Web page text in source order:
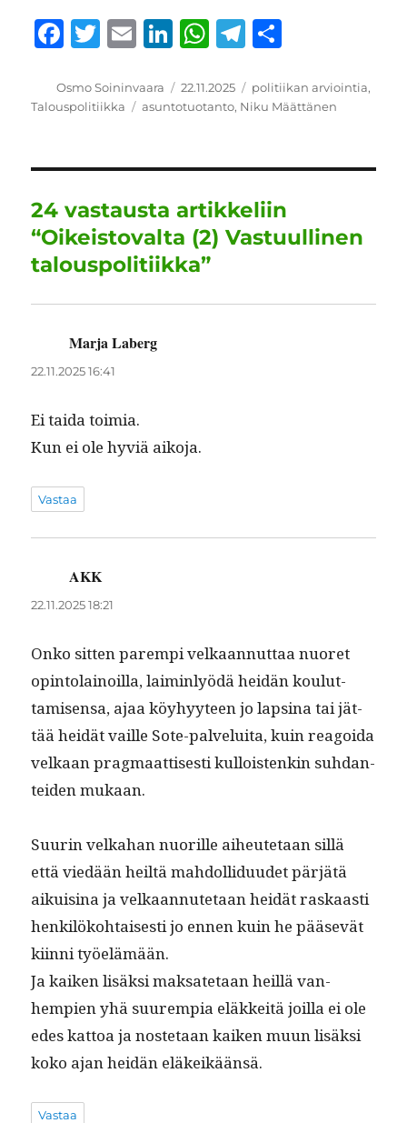
F
c
e
o
o
k
T
it
te
E
ai
l
Li
k
e
I
n
W
at
s
p
p
T
e
g
a
m
a
re
Kirjoittaja
Osmo Soininvaara Julkaistu
22.11.2025 Kategoriat
politiikan arviointia,
Talouspolitiikka
Avainsanat
asuntotuotanto, Niku Määttänen
24 vastausta artikkeliin
“Oikeistovalta (2) Vastuullinen
talouspolitiikka”
Marja Laberg
22.11.2025 16:41
Ei tai­da toimia.
Kun ei ole hyviä aikoja.
Vastaa
AKKsanoo:
22.11.2025 18:21
Onko sit­ten parem­pi velka­an­nut­taa nuoret
opin­to­lain­oil­la, laimin­lyödä hei­dän koulut­
tamisen­sa, ajaa köy­hyy­teen jo lapsi­na tai jät­
tää hei­dät vaille Sote-palvelui­ta, kuin reagoi­da
velka­an prag­maat­tis­es­ti kul­lois­t­enkin suh­dan­
tei­den mukaan.
Suurin velka­han nuo­rille aiheutetaan sil­lä
että viedään heiltä mah­dol­lidu­udet pär­jätä
aikuisi­na ja velka­an­nute­taan hei­dät raskaasti
henkilöko­htais­es­ti jo ennen kuin he pää­sevät
kiin­ni työelämään.
Ja kaiken lisäk­si mak­sate­taan heil­lä van­
hempi­en yhä suurem­pia eläkkeitä joil­la ei ole
edes kat­toa ja nos­te­taan kaiken muun lisäk­si
koko ajan hei­dän eläkeikäänsä.
Vastaa